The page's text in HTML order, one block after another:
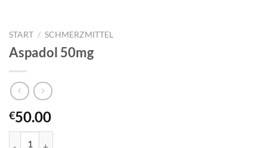
START / SCHMERZMITTEL
Aspadol 50mg
€50.00